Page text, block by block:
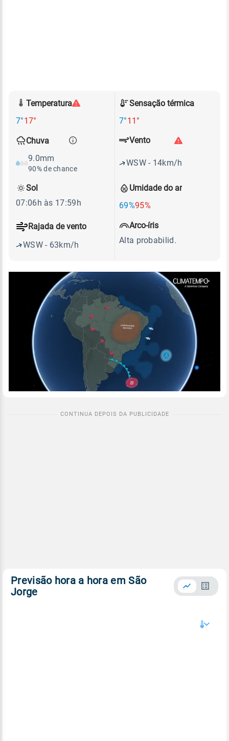
Temperatura
7°17°
Sensação térmica
7°11°
Chuva
9.0mm
90% de chance
Umidade do ar
69%95%
Vento
WSW - 14km/h
Rajada de vento
WSW - 63km/h
Sol
07:06h às 17:59h
Arco-íris
Alta probabilid.
Previsão hora a hora em São
Jorge